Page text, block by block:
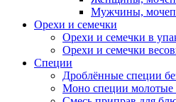
Мужчины,
Орехи и семечки
Орехи и семечки в
Орехи и семечки
Специи
Дроблённые специи
Моно специи молотые